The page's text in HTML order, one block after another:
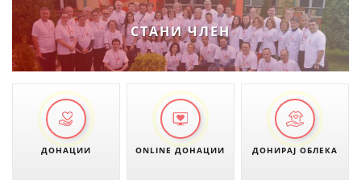
СТАНИ ЧЛЕН
ДОНАЦИИ ONLINE ДОНАЦИИ ДОНИРАЈ ОБЛЕКА